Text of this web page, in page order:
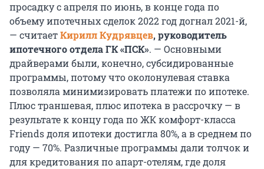
просадку с апреля по июнь, в конце года по
объему ипотечных сделок 2022 год догнал 2021-й,
— считаетКирилл Кудрявцев, руководитель
ипотечного отдела ГК «ПСК». — Основными
драйверами были, конечно, субсидированные
программы, потому что околонулевая ставка
позволяла минимизировать платежи по ипотеке.
Плюс траншевая, плюс ипотека в рассрочку — в
результате к концу года по ЖК комфорт-класса
Friends доля ипотеки достигла 80%, а в среднем по
году — 70%. Различные программы дали толчок и
для кредитования по апарт-отелям, где доля